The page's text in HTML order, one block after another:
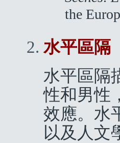
the
水平區隔
水平區隔
性和男性
效應。水
以及人文